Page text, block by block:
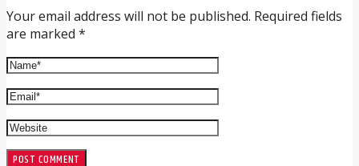
Your email address will not be published. Required fields
are marked *